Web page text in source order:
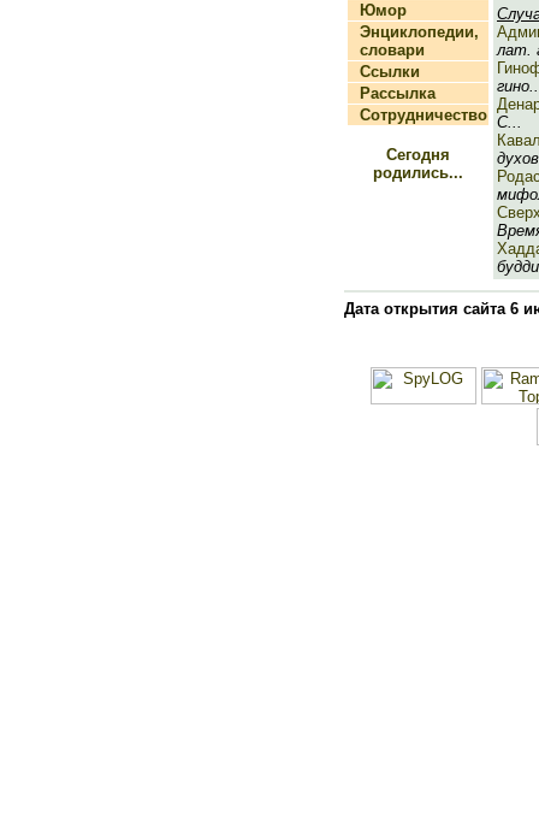
Юмор
Энциклопедии,
словари
Ссылки
Рассылка
Сотрудничество
Сегодня
родились...
лат.
С...
Дата открытия сайта 6